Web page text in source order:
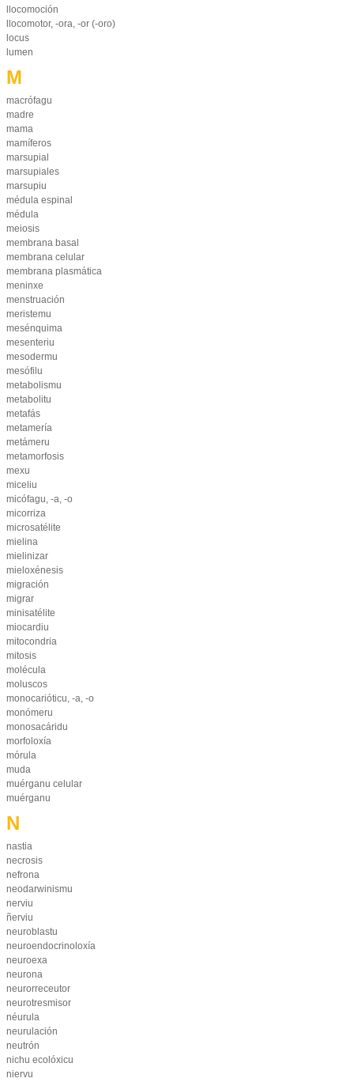
llocomoción
llocomotor, -ora, -or (-oro)
locus
lumen
M
macrófagu
madre
mama
mamíferos
marsupial
marsupiales
marsupiu
médula espinal
médula
meiosis
membrana basal
membrana celular
membrana plasmática
meninxe
menstruación
meristemu
mesénquima
mesenteriu
mesodermu
mesófilu
metabolismu
metabolitu
metafás
metamería
metámeru
metamorfosis
mexu
miceliu
micófagu, -a, -o
micorriza
microsatélite
mielina
mielinizar
mieloxénesis
migración
migrar
minisatélite
miocardiu
mitocondria
mitosis
molécula
moluscos
monocarióticu, -a, -o
monómeru
monosacáridu
morfoloxía
mórula
muda
muérganu celular
muérganu
N
nastia
necrosis
nefrona
neodarwinismu
nerviu
ñerviu
neuroblastu
neuroendocrinoloxía
neuroexa
neurona
neurorreceutor
neurotresmisor
néurula
neurulación
neutrón
nichu ecolóxicu
niervu